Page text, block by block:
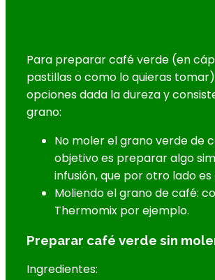
Para preparar café verde (en
pastillas o como lo quieras
opciones dada la dureza y
grano:
No moler el grano verde de
objetivo es preparar algo
infusión, que por otro lado es
Moliendo el grano de café:
Thermomix por ejemplo.
Preparar café verde sin
Ingredientes: